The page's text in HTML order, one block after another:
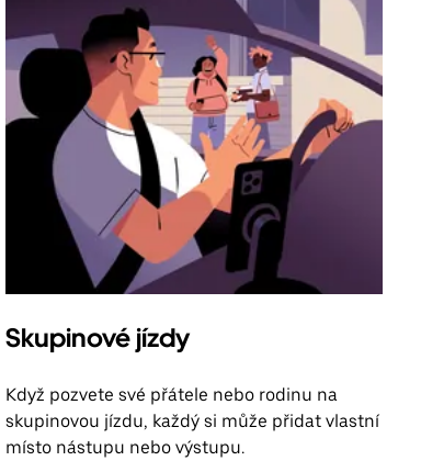
Skupinové jízdy
Když pozvete své přátele nebo rodinu na
skupinovou jízdu, každý si může přidat vlastní
místo nástupu nebo výstupu.